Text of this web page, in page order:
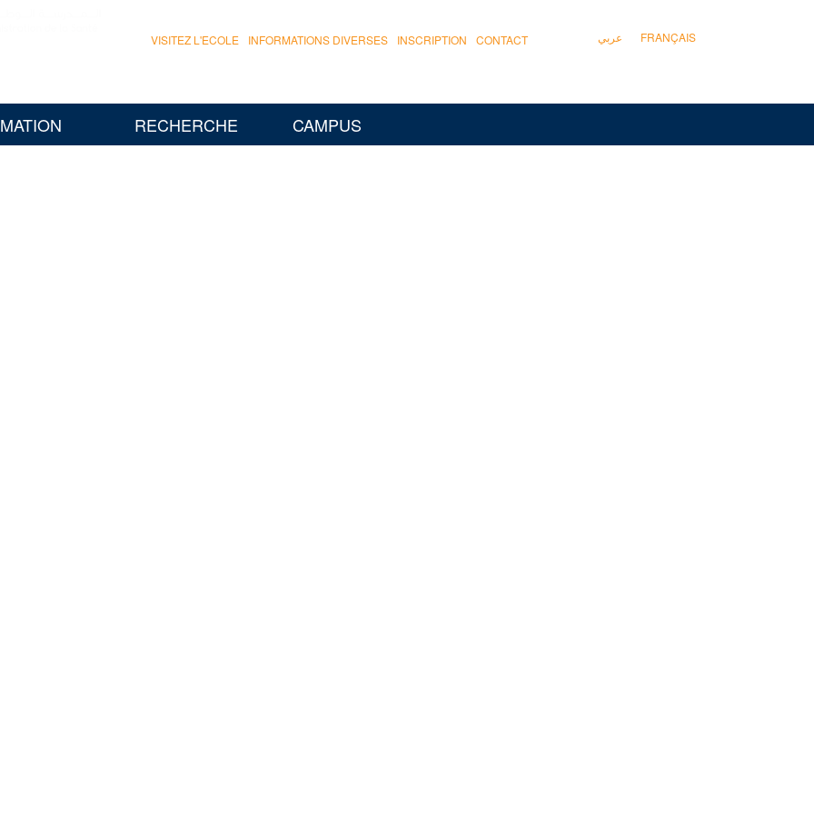
VISITEZ L'ECOLE INFORMATIONS DIVERSES INSCRIPTION CONTACT عربي FRANÇAIS
RECHERCHE CAMPUS